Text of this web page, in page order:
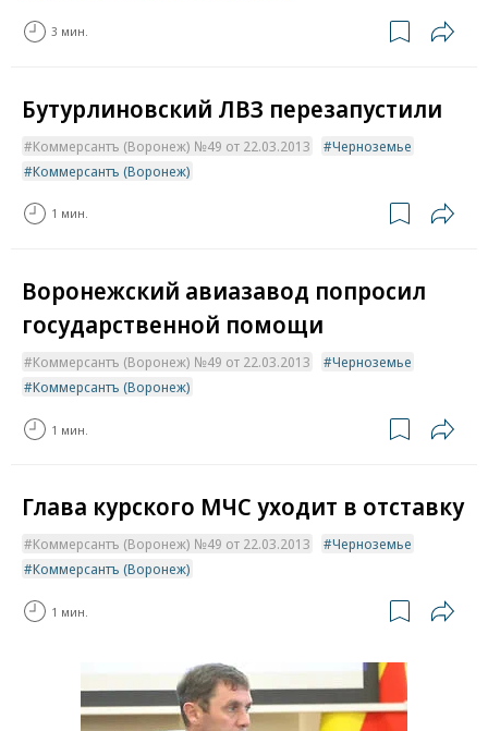
3 мин.
Бутурлиновский ЛВЗ перезапустили
Коммерсантъ (Воронеж) №49 от 22.03.2013
Черноземье
Коммерсантъ (Воронеж)
1 мин.
Воронежский авиазавод попросил
государственной помощи
Коммерсантъ (Воронеж) №49 от 22.03.2013
Черноземье
Коммерсантъ (Воронеж)
1 мин.
Глава курского МЧС уходит в отставку
Коммерсантъ (Воронеж) №49 от 22.03.2013
Черноземье
Коммерсантъ (Воронеж)
1 мин.